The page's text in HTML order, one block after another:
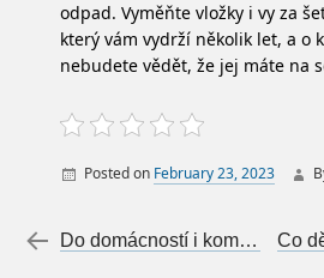
odpad. Vyměňte vložky i vy za
který vám vydrží několik let, a o
nebudete vědět, že jej máte na
Posted on February 23, 2023
Post
←
Do domácností i komerčních prostor